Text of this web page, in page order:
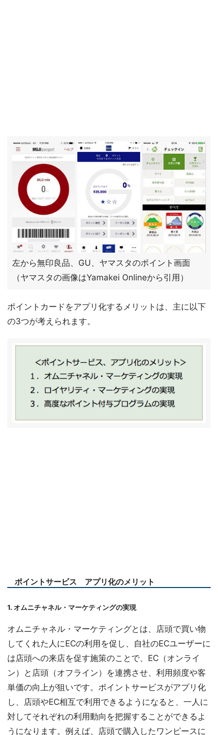
左から無印良品、GU、ヤマスタのポイント画面
（ヤマスタの画像はYamakei Onlineから引用）
ポイントカードをアプリ化するメリットは、主に以下
の3つが考えられます。
ポイントサービス アプリ化のメリット
1. オムニチャネル・マーケティングの実現
オムニチャネル・マーケティングとは、店頭で買い物
してくれた人にECの利用を促し、自社のECユーザーに
は店頭への来店を促す施策のことで、EC（オンライ
ン）と店頭（オフライン）を連携させ、利用頻度や客
単価の向上が狙いです。ポイントサービスがアプリ化
し、店頭やEC相互で利用できるようになると、一人に
対してそれぞれの利用動向を把握することができるよ
うになります。例えば、店頭で購入したワンピースに